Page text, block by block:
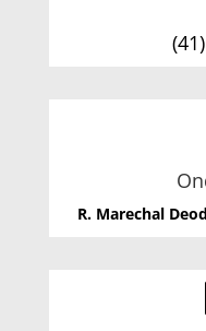
R. Marechal